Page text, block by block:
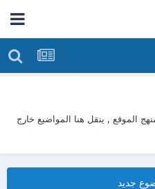
الموقع , ينقل هنا المواضيع خارج
جديد